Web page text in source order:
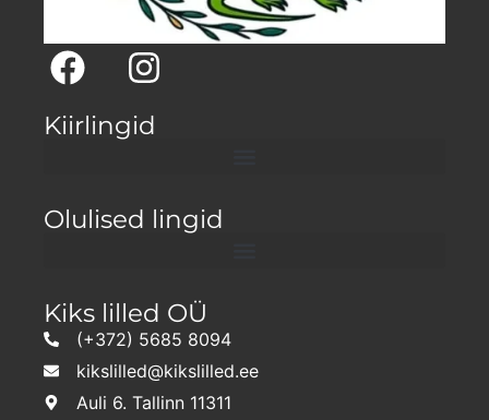
Kiirlingid
Olulised lingid
Kiks lilled OÜ
(+372) 5685 8094
kikslilled@kikslilled.ee
Auli 6. Tallinn 11311